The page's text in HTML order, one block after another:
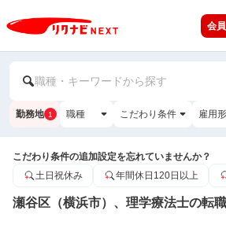
会
職種・キーワードから探す
勤務地 1 職種 こだわり条件 雇用
こだわり条件の追加設定を忘れていませんか？
土日祝休み
年間休日120日以上
瀬谷区（横浜市）、理学療法士の転